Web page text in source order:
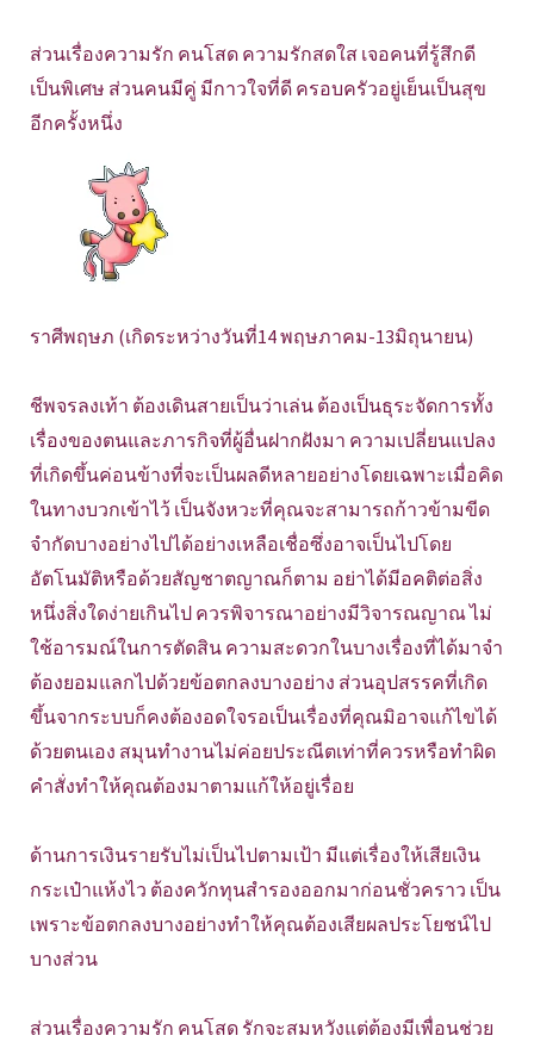
ส่วนเรื่องความรัก คนโสด ความรักสดใส เจอคนที่รู้สึกดี
เป็นพิเศษ ส่วนคนมีคู่ มีกาวใจที่ดี ครอบครัวอยู่เย็นเป็นสุข
อีกครั้งหนึ่ง
ราศีพฤษภ (เกิดระหว่างวันที่14 พฤษภาคม-13มิถุนายน)
ชีพจรลงเท้า ต้องเดินสายเป็นว่าเล่น ต้องเป็นธุระจัดการทั้ง
เรื่องของตนและภารกิจที่ผู้อื่นฝากฝังมา ความเปลี่ยนแปลง
ที่เกิดขึ้นค่อนข้างที่จะเป็นผลดีหลายอย่างโดยเฉพาะเมื่อคิด
ในทางบวกเข้าไว้ เป็นจังหวะที่คุณจะสามารถก้าวข้ามขีด
จำกัดบางอย่างไปได้อย่างเหลือเชื่อซึ่งอาจเป็นไปโดย
อัตโนมัติหรือด้วยสัญชาตญาณก็ตาม อย่าได้มีอคติต่อสิ่ง
หนึ่งสิ่งใดง่ายเกินไป ควรพิจารณาอย่างมีวิจารณญาณ ไม่
ใช้อารมณ์ในการตัดสิน ความสะดวกในบางเรื่องที่ได้มาจำ
ต้องยอมแลกไปด้วยข้อตกลงบางอย่าง ส่วนอุปสรรคที่เกิด
ขึ้นจากระบบก็คงต้องอดใจรอเป็นเรื่องที่คุณมิอาจแก้ไขได้
ด้วยตนเอง สมุนทำงานไม่ค่อยประณีตเท่าที่ควรหรือทำผิด
คำสั่งทำให้คุณต้องมาตามแก้ให้อยู่เรื่อย
ด้านการเงินรายรับไม่เป็นไปตามเป้า มีแต่เรื่องให้เสียเงิน
กระเป๋าแห้งไว ต้องควักทุนสำรองออกมาก่อนชั่วคราว เป็น
เพราะข้อตกลงบางอย่างทำให้คุณต้องเสียผลประโยชน์ไป
บางส่วน
ส่วนเรื่องความรัก คนโสด รักจะสมหวังแต่ต้องมีเพื่อนช่วย